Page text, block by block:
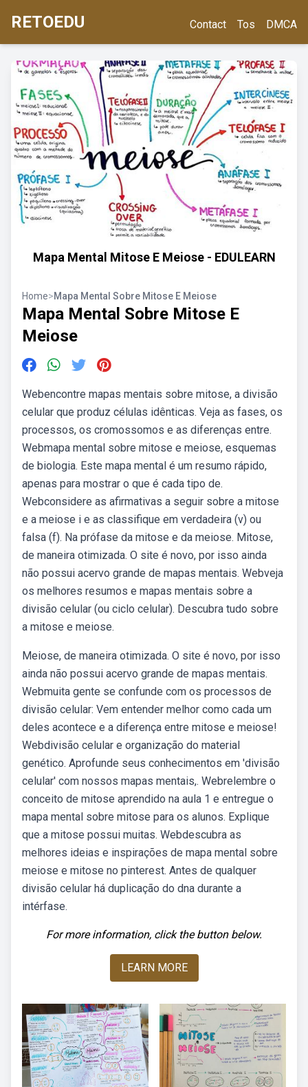
RETOEDU Contact Tos DMCA
Mapa Mental Mitose E Meiose - EDULEARN
Home>Mapa Mental Sobre Mitose E Meiose
Mapa Mental Sobre Mitose E
Meiose
Webencontre mapas mentais sobre mitose, a divisão
celular que produz células idênticas. Veja as fases, os
processos, os cromossomos e as diferenças entre.
Webmapa mental sobre mitose e meiose, esquemas
de biologia. Este mapa mental é um resumo rápido,
apenas para mostrar o que é cada tipo de.
Webconsidere as afirmativas a seguir sobre a mitose
e a meiose i e as classifique em verdadeira (v) ou
falsa (f). Na prófase da mitose e da meiose. Mitose,
de maneira otimizada. O site é novo, por isso ainda
não possui acervo grande de mapas mentais. Webveja
os melhores resumos e mapas mentais sobre a
divisão celular (ou ciclo celular). Descubra tudo sobre
a mitose e meiose.
Meiose, de maneira otimizada. O site é novo, por isso
ainda não possui acervo grande de mapas mentais.
Webmuita gente se confunde com os processos de
divisão celular: Vem entender melhor como cada um
deles acontece e a diferença entre mitose e meiose!
Webdivisão celular e organização do material
genético. Aprofunde seus conhecimentos em 'divisão
celular' com nossos mapas mentais,. Webrelembre o
conceito de mitose aprendido na aula 1 e entregue o
mapa mental sobre mitose para os alunos. Explique
que a mitose possui muitas. Webdescubra as
melhores ideias e inspirações de mapa mental sobre
meiose e mitose no pinterest. Antes de qualquer
divisão celular há duplicação do dna durante a
intérfase.
For more information, click the button below.
LEARN MORE